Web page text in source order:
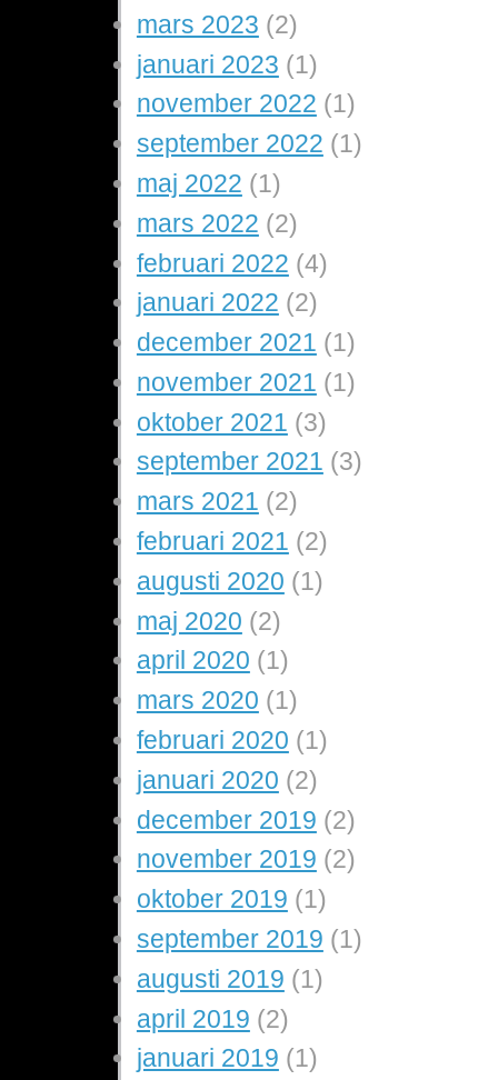
mars 2023 (2)
januari 2023 (1)
november 2022 (1)
september 2022 (1)
maj 2022 (1)
mars 2022 (2)
februari 2022 (4)
januari 2022 (2)
december 2021 (1)
november 2021 (1)
oktober 2021 (3)
september 2021 (3)
mars 2021 (2)
februari 2021 (2)
augusti 2020 (1)
maj 2020 (2)
april 2020 (1)
mars 2020 (1)
februari 2020 (1)
januari 2020 (2)
december 2019 (2)
november 2019 (2)
oktober 2019 (1)
september 2019 (1)
augusti 2019 (1)
april 2019 (2)
januari 2019 (1)